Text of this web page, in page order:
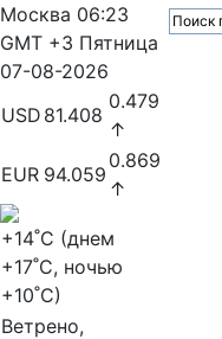
Москва 06:23
GMT +3 Пятница
07-08-2026
USD 81.408
0.479
↑
EUR 94.059
0.869
↑
+14˚C (днем
+17˚C, ночью
+10˚C)
Ветрено,